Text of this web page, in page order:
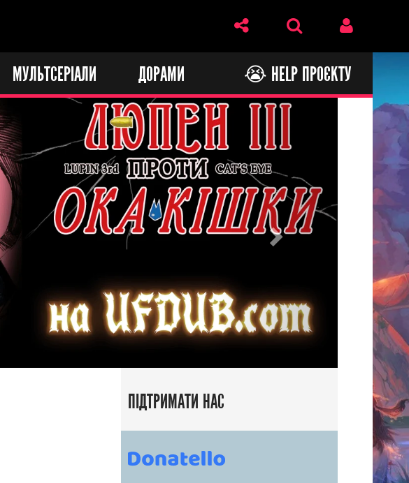
МУЛЬТСЕРІАЛИ ДОРАМИ 😭 HELP ПРОЄКТУ
Next
ПІДТРИМАТИ НАС